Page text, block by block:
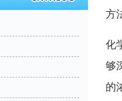
方
化
够
的